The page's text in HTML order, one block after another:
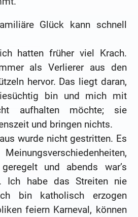
Glück kann schnell
hatten früher viel Krach.
als Verlierer aus den
hervor. Das liegt daran,
bin und mich mit
aufhalten möchte; sie
und bringen nichts.
wurde nicht gestritten. Es
und abends war’s
Ich habe das Streiten nie
bin katholisch erzogen
feiern Karneval, können